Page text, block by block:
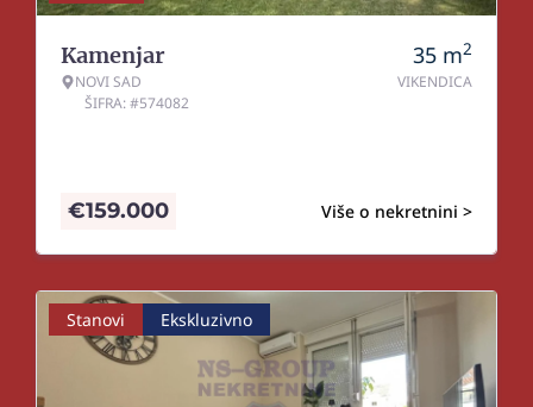
Kamenjar
NOVI SAD
ŠIFRA: #574082
35 m2
VIKENDICA
Više o nekretnini >
€159.000
Stanovi Ekskluzivno